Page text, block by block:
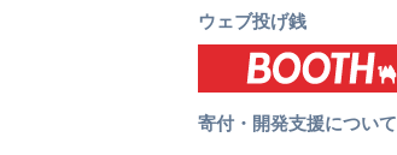
ウェブ投げ銭
寄付・開発支援について